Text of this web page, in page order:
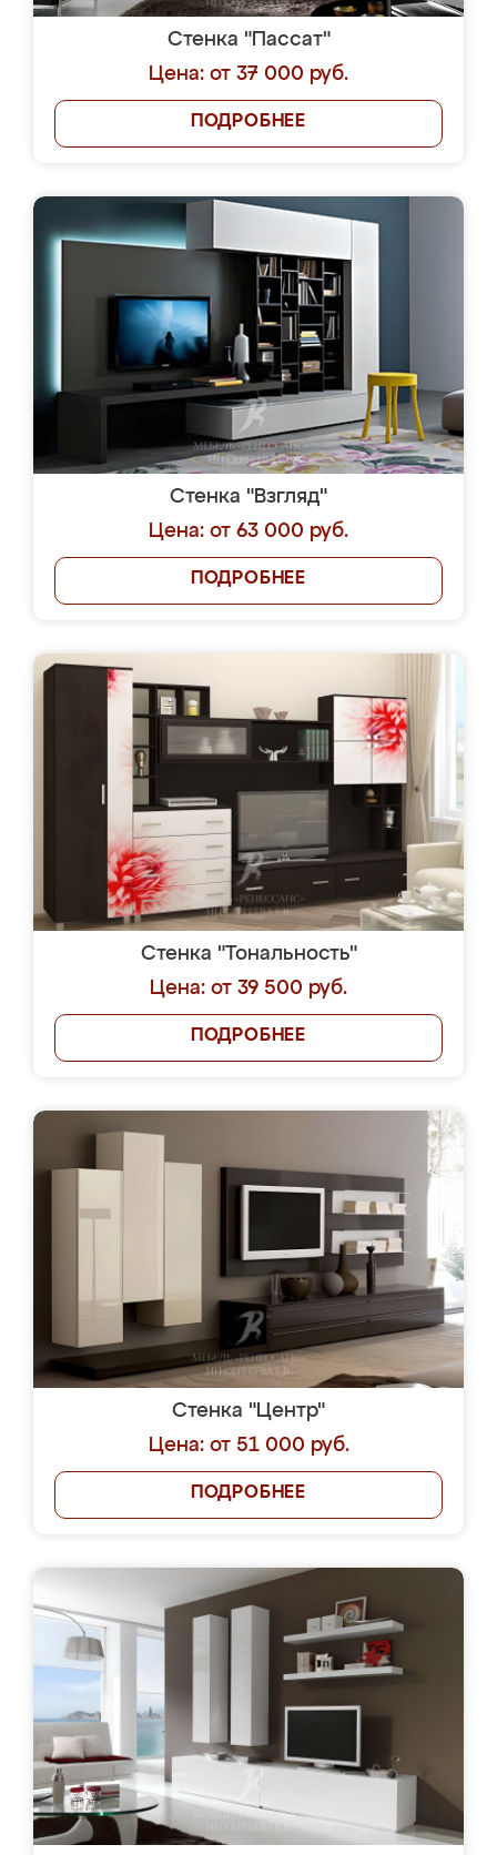
Стенка "Пассат"
Цена: от 37 000 руб.
ПОДРОБНЕЕ
Стенка "Взгляд"
Цена: от 63 000 руб.
ПОДРОБНЕЕ
Стенка "Тональность"
Цена: от 39 500 руб.
ПОДРОБНЕЕ
Стенка "Центр"
Цена: от 51 000 руб.
ПОДРОБНЕЕ